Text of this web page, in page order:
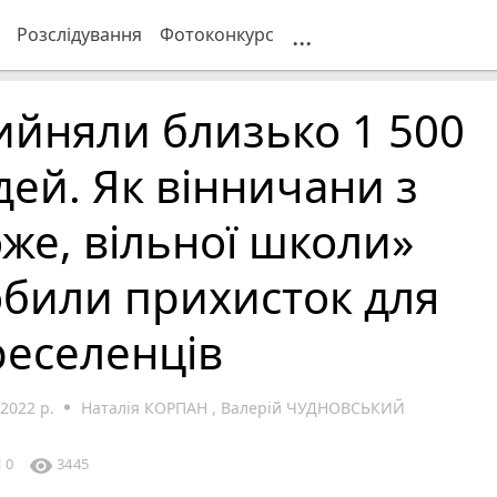
Розслідування Фотоконкурс ...
близько 1 500
Як вінничани з
вільної школи»
прихисток для
р. Наталія КОРПАН , Валерій ЧУДНОВСЬКИЙ
0 visibility 3445